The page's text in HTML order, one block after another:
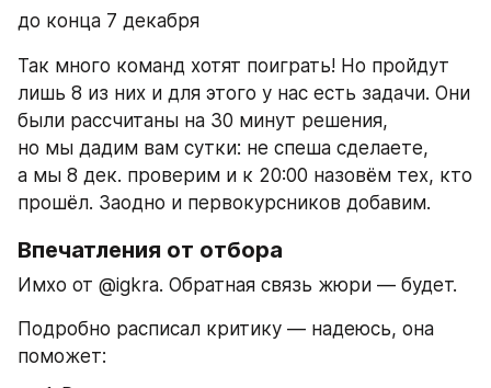
до конца 7 декабря
Так много команд хотят поиграть! Но пройдут
лишь 8 из них и для этого у нас есть задачи. Они
были рассчитаны на 30 минут решения,
но мы дадим вам сутки: не спеша сделаете,
а мы 8 дек. проверим и к 20:00 назовём тех, кто
прошёл. Заодно и первокурсников добавим.
Впечатления от отбора
Имхо от @igkra. Обратная связь жюри — будет.
Подробно расписал критику — надеюсь, она
поможет: